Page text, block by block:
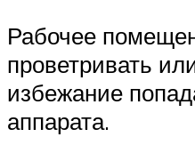
Рабочее
проветривать
избежание
аппарата.